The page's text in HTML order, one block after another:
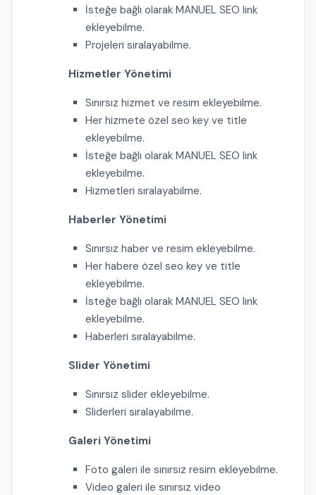
İsteğe bağlı olarak MANUEL SEO link
ekleyebilme.
Projeleri sıralayabilme.
Hizmetler Yönetimi
Sınırsız hizmet ve resim ekleyebilme.
Her hizmete özel seo key ve title
ekleyebilme.
İsteğe bağlı olarak MANUEL SEO link
ekleyebilme.
Hizmetleri sıralayabilme.
Haberler Yönetimi
Sınırsız haber ve resim ekleyebilme.
Her habere özel seo key ve title
ekleyebilme.
İsteğe bağlı olarak MANUEL SEO link
ekleyebilme.
Haberleri sıralayabilme.
Slider Yönetimi
Sınırsız slider ekleyebilme.
Sliderleri sıralayabilme.
Galeri Yönetimi
Foto galeri ile sınırsız resim ekleyebilme.
Video galeri ile sınırsız video